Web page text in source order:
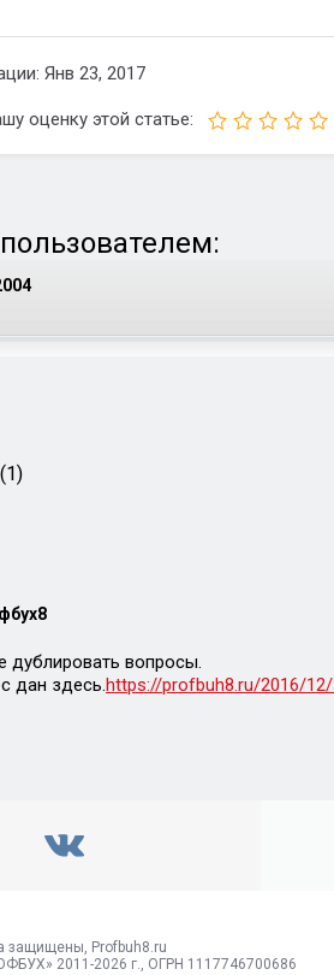
Янв 23, 2017
оценку этой статье:
дублировать вопросы.
дан здесь.https://profbuh8.ru/2016/
защищены, Profbuh8.ru
2011-2026 г., ОГРН 1117746700686